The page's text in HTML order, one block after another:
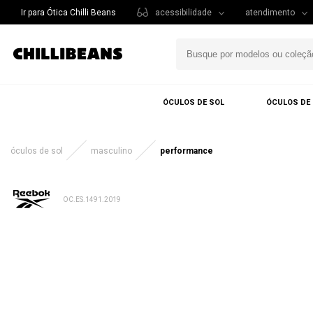
Ir para Ótica Chilli Beans acessibilidade atendimento
ÓCULOS DE SOL ÓCULOS DE
óculos de sol masculino performance
OC.ES.1491.2019